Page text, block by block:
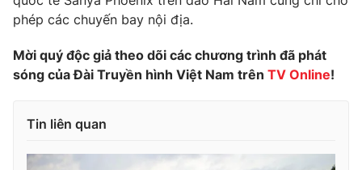
Khán giả
Giải sao mai
Âm nhạc
Sao
Du lịch
Làm đẹp
Tuyển sinh
Hitech Công nghệ tương lai
Sản phẩm
Giao lưu trực tuyến
phép các chuyến bay nội địa.
Mời quý độc giả theo dõi các chương trình đã phát
sóng của Đài Truyền hình Việt Nam trên TV Online!
Tin liên quan